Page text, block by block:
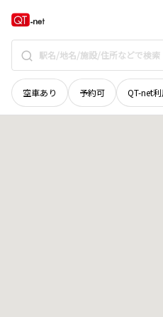
空車あり 予約可 QT-net
青森県